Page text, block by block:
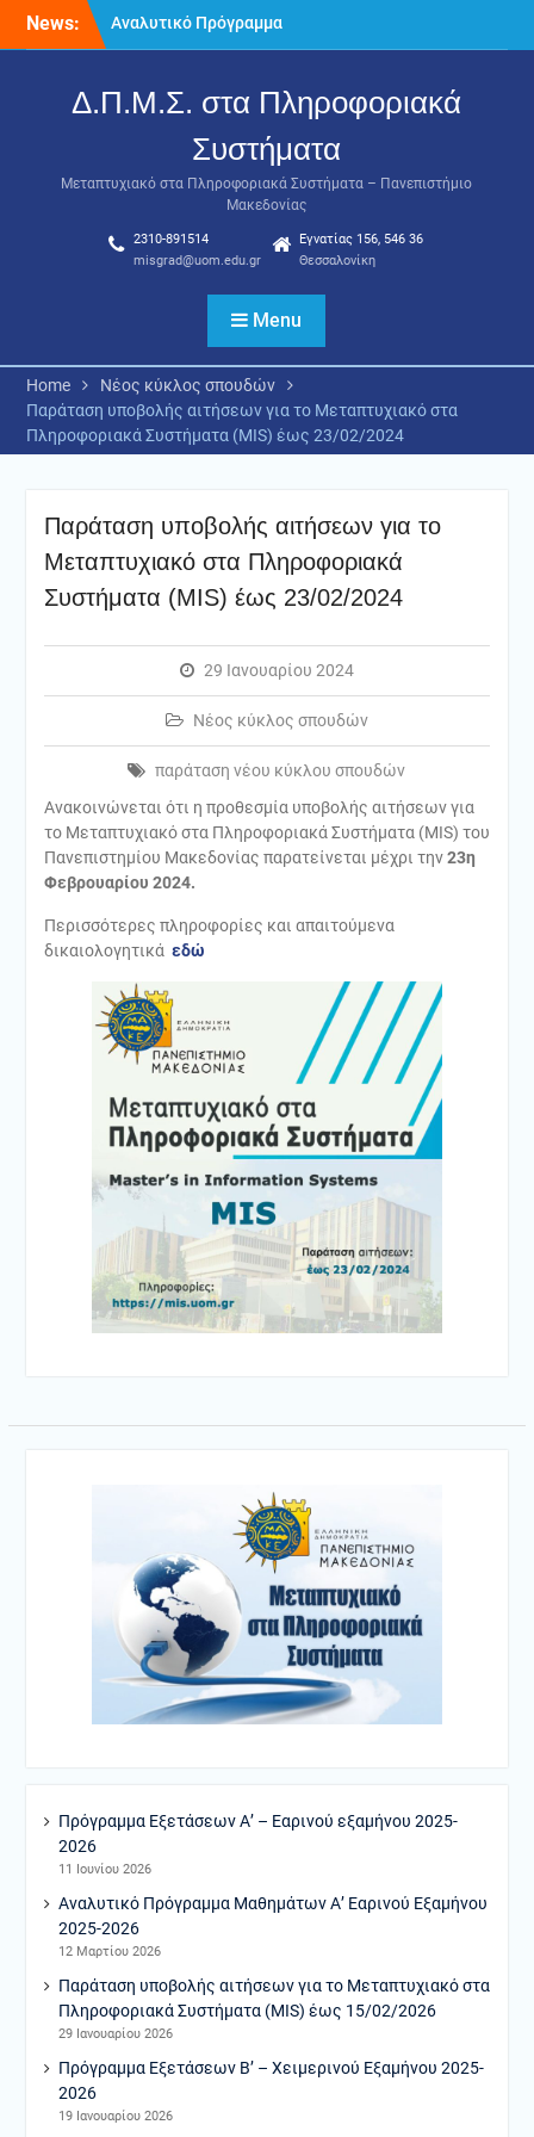
News:
Αναλυτικό Πρόγραμμα
Μαθημάτων Α’ Εαρινού
Παράταση υποβολής
Μεταπτυχιακό στα
Πληροφοριακά Συστήματα
(MIS) έως 15/02/2026
Εαρινού εξαμήνου 2025-
Δ.Π.Μ.Σ. στα Πληροφοριακά
Συστήματα
Μεταπτυχιακό στα Πληροφοριακά Συστήματα – Πανεπιστήμιο
Μακεδονίας
2310-891514
misgrad@uom.edu.gr
Εγνατίας 156, 546 36
Θεσσαλονίκη
Menu
Home
Νέος κύκλος σπουδών
Παράταση υποβολής αιτήσεων για το Μεταπτυχιακό στα
Πληροφοριακά Συστήματα (MIS) έως 23/02/2024
Παράταση υποβολής αιτήσεων για το
Μεταπτυχιακό στα Πληροφοριακά
Συστήματα (MIS) έως 23/02/2024
29 Ιανουαρίου 2024
Νέος κύκλος σπουδών
παράταση νέου κύκλου σπουδών
Ανακοινώνεται ότι η προθεσμία υποβολής αιτήσεων για
το Μεταπτυχιακό στα Πληροφοριακά Συστήματα (MIS) του
Πανεπιστημίου Μακεδονίας παρατείνεται μέχρι την23η
Φεβρουαρίου 2024.
Περισσότερες πληροφορίες και απαιτούμενα
δικαιολογητικά εδώ
άρθρων
Πρόγραμμα Εξετάσεων Α’ – Εαρινού εξαμήνου 2025-
2026
11 Ιουνίου 2026
Αναλυτικό Πρόγραμμα Μαθημάτων Α’ Εαρινού Εξαμήνου
2025-2026
12 Μαρτίου 2026
Παράταση υποβολής αιτήσεων για το Μεταπτυχιακό στα
Πληροφοριακά Συστήματα (MIS) έως 15/02/2026
29 Ιανουαρίου 2026
Πρόγραμμα Εξετάσεων Β’ – Χειμερινού Εξαμήνου 2025-
2026
19 Ιανουαρίου 2026